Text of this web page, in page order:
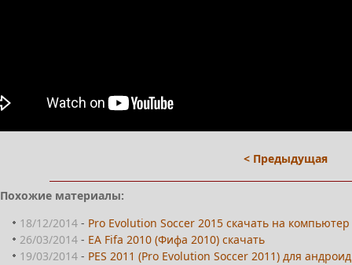
< Предыдущая
Похожие материалы:
18/12/2014 - Pro Evolution Soccer 2015 скачать на компьютер
26/03/2014 - EA Fifa 2010 (Фифа 2010) скачать
19/03/2014 - PES 2011 (Pro Evolution Soccer 2011) для андроид